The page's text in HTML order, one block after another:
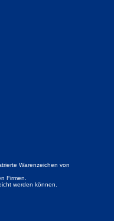
Warenzeichen von
Firmen.
werden können.